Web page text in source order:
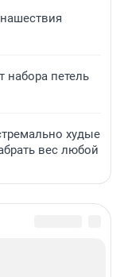
набора петель
худые
вес любой